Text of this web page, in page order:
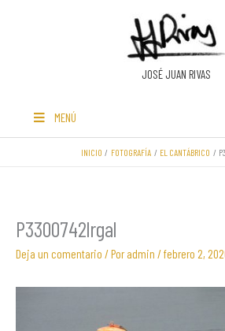
JOSÉ JUAN RIVAS
MENÚ
INICIO FOTOGRAFÍA EL CANTÁBRICO
P3300742lrgal
Deja un comentario / Poradmin /febrero 2,